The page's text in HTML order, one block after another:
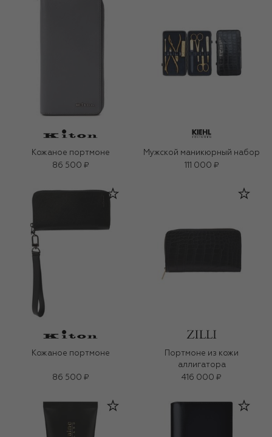
Кожаное портмоне
86 500 ₽
Мужской маникюрный набор
111 000 ₽
Кожаное портмоне
86 500 ₽
Портмоне из кожи
аллигатора
416 000 ₽